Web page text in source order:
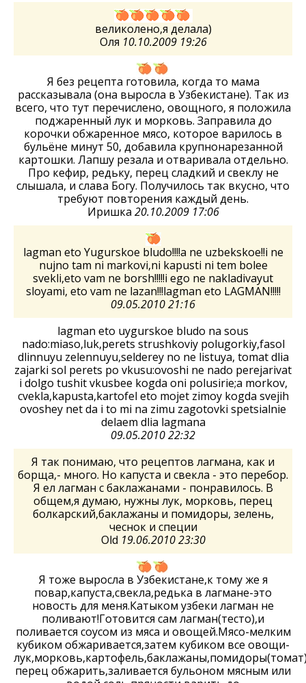
великолено,я делала)
Оля 10.10.2009 19:26
Я без рецепта готовила, когда то мама
рассказывала (она выросла в Узбекистане). Так из
всего, что тут перечислено, овощного, я положила
поджаренный лук и морковь. Заправила до
корочки обжаренное мясо, которое варилось в
бульёне минут 50, добавила крупнонарезанной
картошки. Лапшу резала и отваривала отдельно.
Про кефир, редьку, перец сладкий и свеклу не
слышала, и слава Богу. Получилось так вкусно, что
требуют повторения каждый день.
Иришка 20.10.2009 17:06
lagman eto Yugurskoe bludo!!!!a ne uzbekskoe!!i ne
nujno tam ni markovi,ni kapusti ni tem bolee
svekli,eto vam ne borsh!!!!!i ego ne nakladivayut
sloyami, eto vam ne lazan!!!lagman eto LAGMAN!!!!!
09.05.2010 21:16
lagman eto uygurskoe bludo na sous
nado:miaso,luk,perets strushkoviy polugorkiy,fasol
dlinnuyu zelennuyu,selderey no ne listuya, tomat dlia
zajarki sol perets po vkusu:ovoshi ne nado perejarivat
i dolgo tushit vkusbee kogda oni polusirie;a morkov,
cvekla,kapusta,kartofel eto mojet zimoy kogda svejih
ovoshey net da i to mi na zimu zagotovki spetsialnie
delaem dlia lagmana
09.05.2010 22:32
Я так понимаю, что рецептов лагмана, как и
борща,- много. Но капуста и свекла - это перебор.
Я ел лагман с баклажанами - понравилось. В
общем,я думаю, нужны лук, морковь, перец
болкарский,баклажаны и помидоры, зелень,
чеснок и специи
Old 19.06.2010 23:30
Я тоже выросла в Узбекистане,к тому же я
повар,капуста,свекла,редька в лагмане-это
новость для меня.Катыком узбеки лагман не
поливают!Готовится сам лагман(тесто),и
поливается соусом из мяса и овощей.Мясо-мелким
кубиком обжаривается,затем кубиком все овощи-
перец обжарить,заливается бульоном мясным или